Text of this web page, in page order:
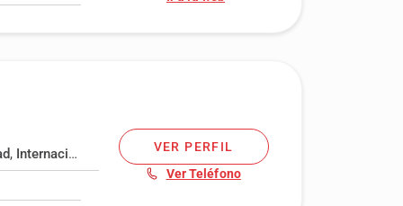
, Internacional
VER PERFIL
Ver Teléfono